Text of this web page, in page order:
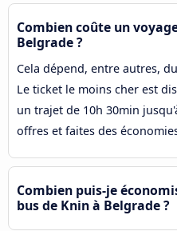
Combien coûte un
Belgrade ?
Cela dépend, entre autres,
Le ticket le moins cher est
un trajet de 10h 30min
offres et faites des
Combien puis-je
bus de Knin à Belgrade ?